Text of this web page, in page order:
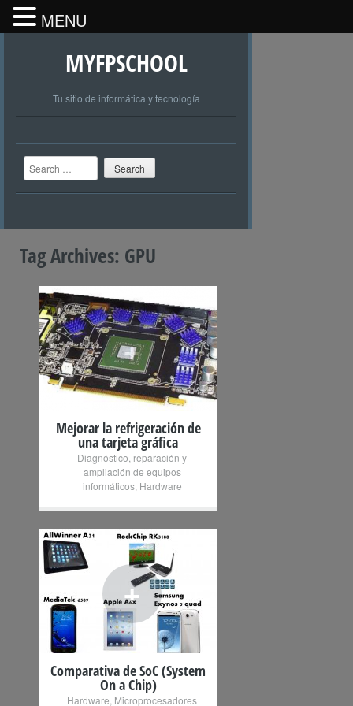
MYFPSCHOOL
Tu sitio de informática y tecnología
Search
Tag Archives: GPU
+
Mejorar la refrigeración de
una tarjeta gráfica
Diagnóstico, reparación y
ampliación de equipos
informáticos, Hardware
+
Comparativa de SoC (System
On a Chip)
Hardware Microprocesadores
MENU